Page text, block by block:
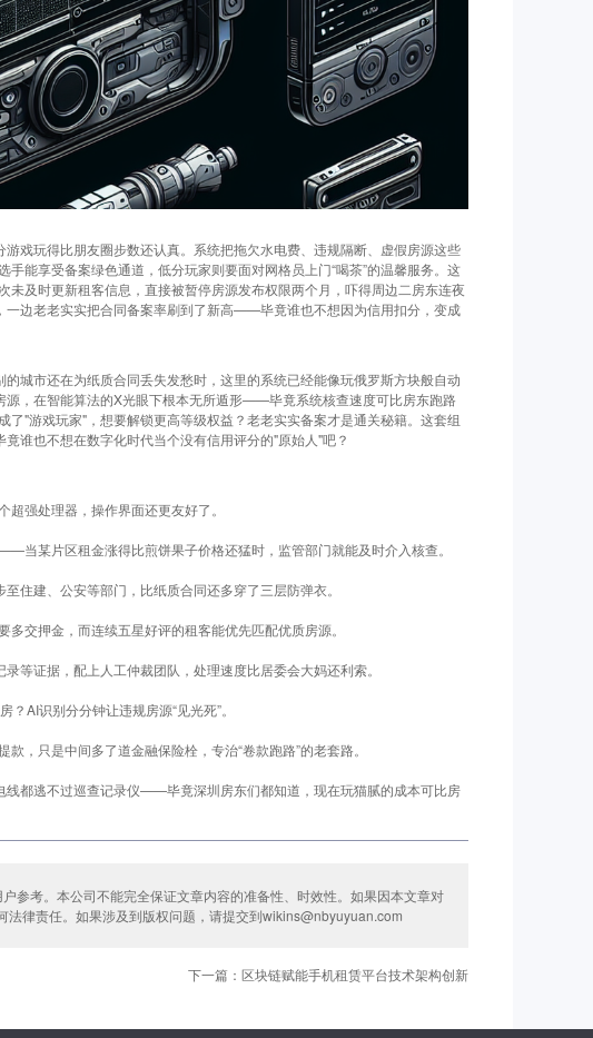
戏玩得比朋友圈步数还认真。系统把拖欠水电费、违规隔断、虚假房源这些
能享受备案绿色通道，低分玩家则要面对网格员上门“喝茶”的温馨服务。这
及时更新租客信息，直接被暂停房源发布权限两个月，吓得周边二房东连夜
一边老老实实把合同备案率刷到了新高——毕竟谁也不想因为信用扣分，变成
城市还在为纸质合同丢失发愁时，这里的系统已经能像玩俄罗斯方块般自动
源，在智能算法的X光眼下根本无所遁形——毕竟系统核查速度可比房东跑路
"游戏玩家"，想要解锁更高等级权益？老老实实备案才是通关秘籍。这套组
谁也不想在数字化时代当个没有信用评分的"原始人"吧？
强处理器，操作界面还更友好了。
当某片区租金涨得比煎饼果子价格还猛时，监管部门就能及时介入核查。
住建、公安等部门，比纸质合同还多穿了三层防弹衣。
交押金，而连续五星好评的租客能优先匹配优质房源。
等证据，配上人工仲裁团队，处理速度比居委会大妈还利索。
AI识别分分钟让违规房源“见光死”。
，只是中间多了道金融保险栓，专治“卷款跑路”的老套路。
线都逃不过巡查记录仪——毕竟深圳房东们都知道，现在玩猫腻的成本可比房
参考。本公司不能完全保证文章内容的准备性、时效性。如果因本文章对
律责任。如果涉及到版权问题，请提交到wikins@nbyuyuan.com
下一篇：区块链赋能手机租赁平台技术架构创新